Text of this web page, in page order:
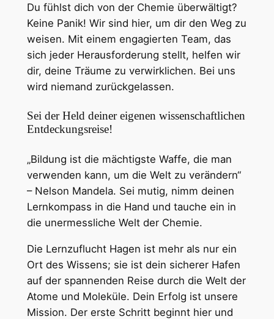
Du fühlst dich von der Chemie überwältigt?
Keine Panik! Wir sind hier, um dir den Weg zu
weisen. Mit einem engagierten Team, das
sich jeder Herausforderung stellt, helfen wir
dir, deine Träume zu verwirklichen. Bei uns
wird niemand zurückgelassen.
Sei der Held deiner eigenen wissenschaftlichen
Entdeckungsreise!
„Bildung ist die mächtigste Waffe, die man
verwenden kann, um die Welt zu verändern“
– Nelson Mandela. Sei mutig, nimm deinen
Lernkompass in die Hand und tauche ein in
die unermessliche Welt der Chemie.
Die Lernzuflucht Hagen ist mehr als nur ein
Ort des Wissens; sie ist dein sicherer Hafen
auf der spannenden Reise durch die Welt der
Atome und Moleküle. Dein Erfolg ist unsere
Mission. Der erste Schritt beginnt hier und